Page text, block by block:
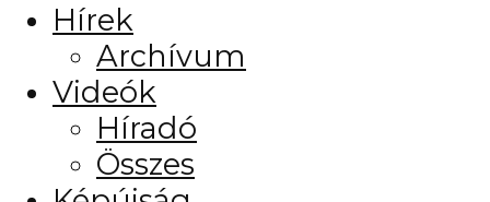
Hírek
Archívum
Videók
Híradó
Összes